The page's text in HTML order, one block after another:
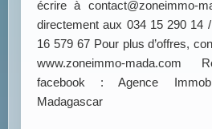
écrire à contact@zoneimmo-
directement aux 034 15 290 14
16 579 67 Pour plus d’offres,
www.zoneimmo-mada.com
facebook : Agence
Madagascar